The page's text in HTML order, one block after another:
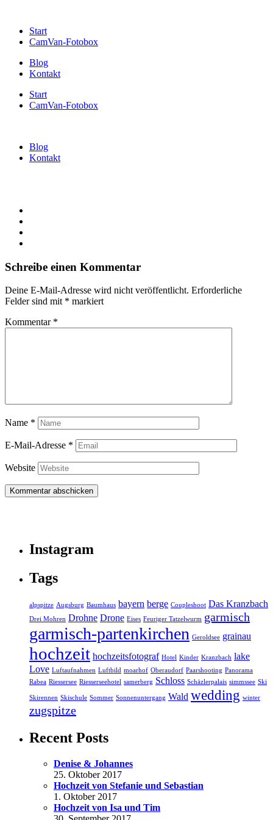
Start
CamVan-Fotobox
Blog
Kontakt
Start
CamVan-Fotobox
Blog
Kontakt
Schreibe einen Kommentar
Deine E-Mail-Adresse wird nicht veröffentlicht. Erforderliche
Felder sind mit * markiert
Kommentar *
Name *
E-Mail-Adresse *
Website
Instagram
Tags
alpspitze Augsburg Baumhaus bayern berge Coupleshoot Das Kranzbach
Drei Mohren Drohne Drone Eises Feuriger Tatzelwurm garmisch
garmisch-partenkirchen Geroldsee grainau
hochzeit hochzeitsfotograf Hotel Kinder Kranzbach lake
Love Luftaufnahmen Luftbild moarhof Oberaudorf Paarshooting Panorama
Rabea Riessersee Riesserseehotel samerberg Schloss Schäzlerpalais simmssee Ski
Skirennen Skischule Sommer Sonnenuntergang Wald wedding winter
zugspitze
Recent Posts
Denise & Johannes
25. Oktober 2017
Hochzeit von Stefanie und Sebastian
1. Oktober 2017
Hochzeit von Isa und Tim